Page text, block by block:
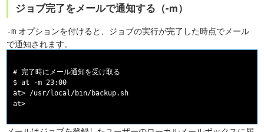
ジョブ完了をメールで通知する（-m）
-m オプションを付けると、ジョブの実行が完了した時点でメール
で通知されます。
# 完了時にメール通知を受け取る
$ at -m 23:00
at> /usr/local/bin/backup.sh
at>